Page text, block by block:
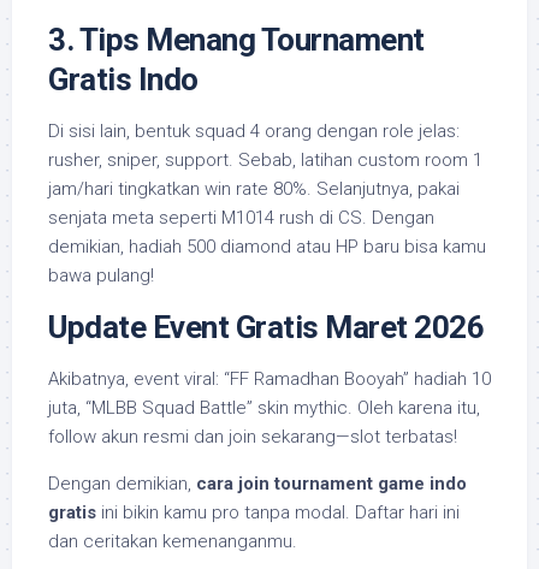
3. Tips Menang Tournament
Gratis Indo
Di sisi lain, bentuk squad 4 orang dengan role jelas:
rusher, sniper, support. Sebab, latihan custom room 1
jam/hari tingkatkan win rate 80%. Selanjutnya, pakai
senjata meta seperti M1014 rush di CS. Dengan
demikian, hadiah 500 diamond atau HP baru bisa kamu
bawa pulang!
Update Event Gratis Maret 2026
Akibatnya, event viral: “FF Ramadhan Booyah” hadiah 10
juta, “MLBB Squad Battle” skin mythic. Oleh karena itu,
follow akun resmi dan join sekarang—slot terbatas!
Dengan demikian, cara join tournament game indo
gratis ini bikin kamu pro tanpa modal. Daftar hari ini
dan ceritakan kemenanganmu.